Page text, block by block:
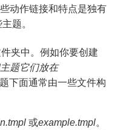
动作链接和特点是独有
题。
夹中。例如你要创建
题它们放在
下面通常由一些文件构
或example.tmpl。